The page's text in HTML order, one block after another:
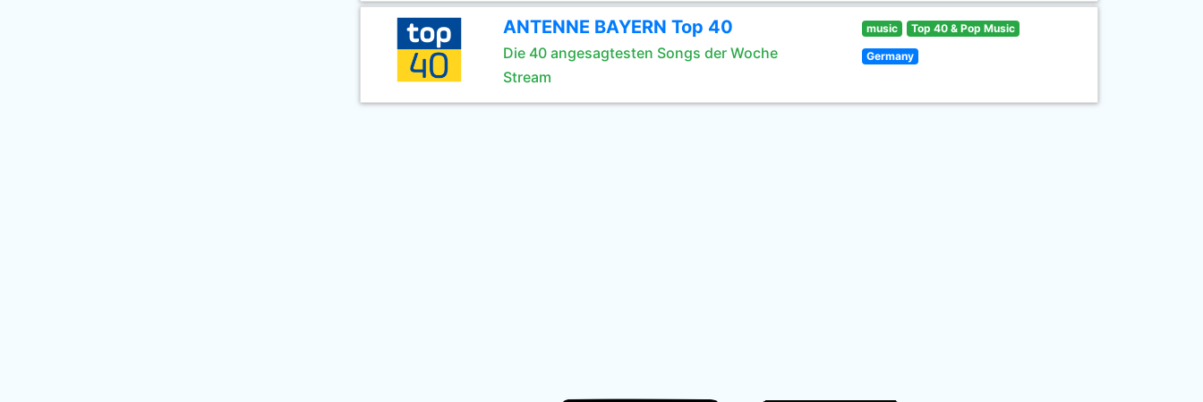
ANTENNE BAYERN Top 40
Die 40 angesagtesten Songs der Woche
Stream
music Top 40 & Pop Music
Germany